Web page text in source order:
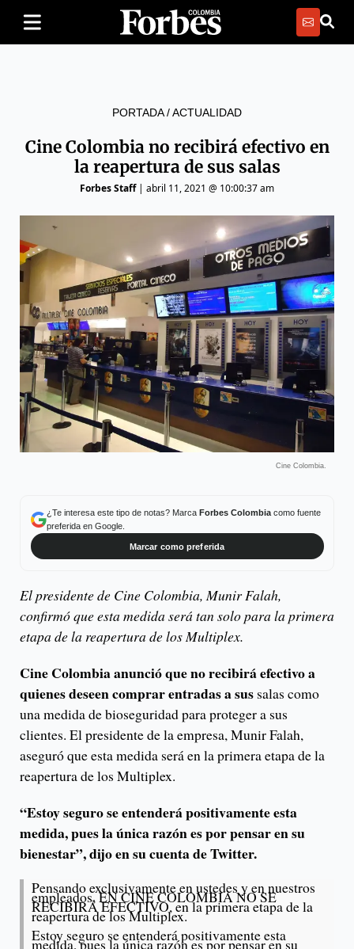
PORTADA/ACTUALIDAD
Cine Colombia no recibirá efectivo en
la reapertura de sus salas
Forbes Staff| abril 11, 2021 @ 10:00:37 am
Cine Colombia.
¿Te interesa este tipo de notas? Marca Forbes Colombiacomo fuente
preferida en Google.
Marcar como preferida
El presidente de Cine Colombia, Munir Falah,
confirmó que esta medida será tan solo para la primera
etapa de la reapertura de los Multiplex.
Cine Colombia anunció que no recibirá efectivo a
quienes deseen comprar entradas a sus salas como
una medida de bioseguridad para proteger a sus
clientes. El presidente de la empresa, Munir Falah,
aseguró que esta medida será en la primera etapa de la
reapertura de los Multiplex.
“Estoy seguro se entenderá positivamente esta
medida, pues la única razón es por pensar en su
bienestar”, dijo en su cuenta de Twitter.
Pensando exclusivamente en ustedes y en nuestros
empleados, EN CINE COLOMBIA NO SE
RECIBIRÁ EFECTIVO, en la primera etapa de la
reapertura de los Multiplex.
Estoy seguro se entenderá positivamente esta
medida, pues la única razón es por pensar en su